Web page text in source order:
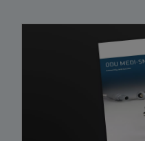
ODU MINI-SNAP®:
Folgen Sie dieser Montage
Crimp Kontakten. Weitere
connectors.com/de sowie in